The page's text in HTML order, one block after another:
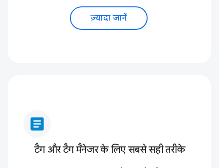
ज़्यादा जानें
article
टैग और टैग मैनेजर के लिए सबसे सही तरीके